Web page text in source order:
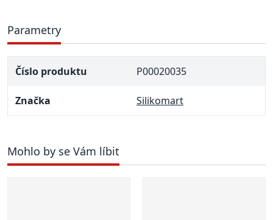
Parametry
Číslo produktu P00020035
Značka Silikomart
Mohlo by se Vám líbit